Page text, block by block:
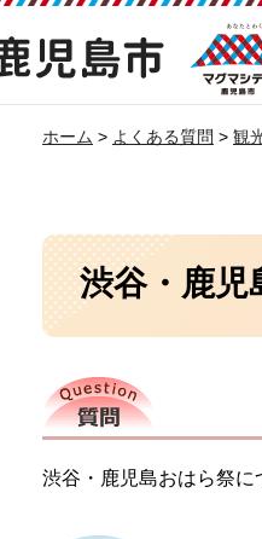
市
マグマシ
鹿児島市
ホーム > よくある質問 > 観
渋谷・鹿児
質問
渋谷・鹿児島おはら祭に